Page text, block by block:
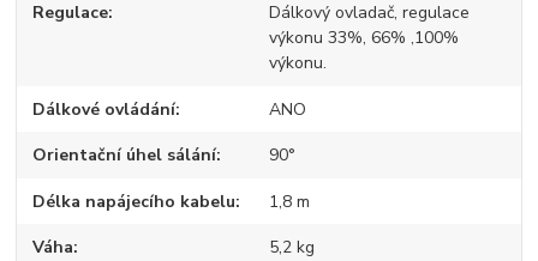
Regulace
Dálkový ovladač, regulace
výkonu 33%, 66% ,100%
výkonu.
Dálkové ovládání ANO
Orientační úhel sálání 90°
Délka napájecího kabelu 1,8 m
Váha 5,2 kg